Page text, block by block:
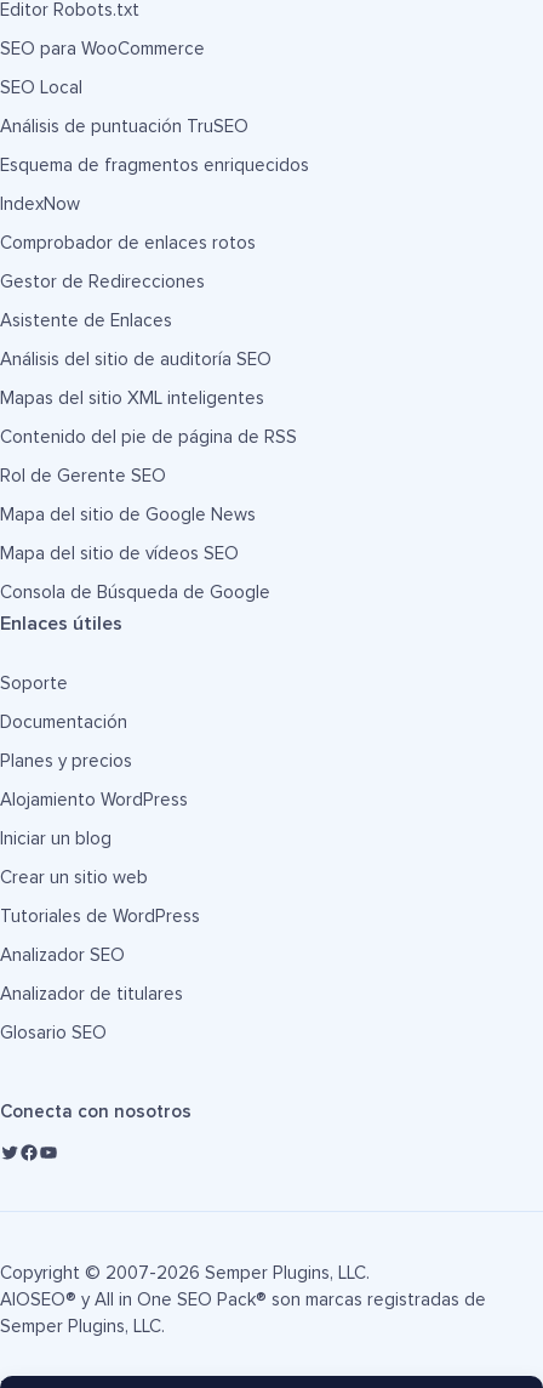
Editor Robots.txt
SEO para WooCommerce
SEO Local
Análisis de puntuación TruSEO
Esquema de fragmentos enriquecidos
IndexNow
Comprobador de enlaces rotos
Gestor de Redirecciones
Asistente de Enlaces
Análisis del sitio de auditoría SEO
Mapas del sitio XML inteligentes
Contenido del pie de página de RSS
Rol de Gerente SEO
Mapa del sitio de Google News
Mapa del sitio de vídeos SEO
Consola de Búsqueda de Google
Enlaces útiles
Soporte
Documentación
Planes y precios
Alojamiento WordPress
Iniciar un blog
Crear un sitio web
Tutoriales de WordPress
Analizador SEO
Analizador de titulares
Glosario SEO
Conecta con nosotros
Copyright © 2007-2026 Semper Plugins, LLC.
AIOSEO® y All in One SEO Pack® son marcas registradas de
Semper Plugins, LLC.